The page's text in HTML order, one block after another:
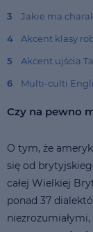
3
Jakie ma
4
Akcent klasy
5
Akcent ujścia
6
Multi-culti
Czy na pewno
O tym, że
się od
całej Wielkiej
ponad 37